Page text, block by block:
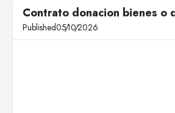
Contrato donacion bienes o
Published05/10/2026